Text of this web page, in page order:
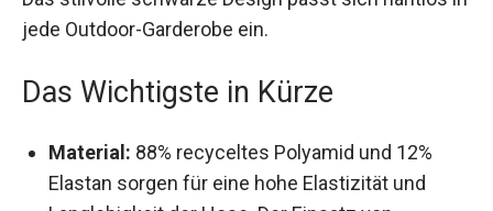
Das stilvolle schwarze Design passt sich nahtlos
in jede Outdoor-Garderobe ein.
Das Wichtigste in Kürze
Material: 88% recyceltes Polyamid und 12%
Elastan sorgen für eine hohe Elastizität und